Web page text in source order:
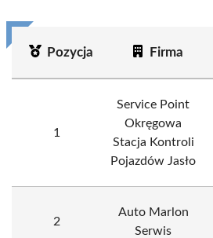
Pozycja Firma
1
Service Point
Okręgowa
Stacja Kontroli
Pojazdów Jasło
2
Auto Marlon
Serwis